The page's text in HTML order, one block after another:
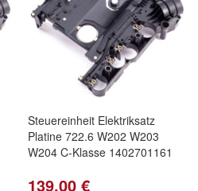
Steuereinheit Elektriksatz
Platine 722.6 W202 W203
W204 C-Klasse 1402701161
139,00 €